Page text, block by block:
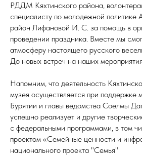
РДДМ Кяхтинского района,
специалисту по молодежной
район Лифановой И. С. за помощь в
проведении праздника. Вместе мы
атмосферу настоящего русского
До новых встреч на наших
Напомним, что деятельность
музея осуществляется при поддержке
Бурятии и главы ведомства Соелмы
успешно реализует и другие
с федеральными программами, в том
проектом «Семейные ценности и
национального проекта "Семья"